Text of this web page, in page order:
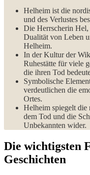
Helheim ist die
und des Verlustes
Die Herrscherin
Dualität von Leben
Helheim.
In der Kultur der
Ruhestätte für viele
die ihren Tod
Symbolische
verdeutlichen die‍
Ortes.
Helheim spiegelt die
dem Tod und die⁣
Unbekannten wider.
Die wichtigsten
Geschichten